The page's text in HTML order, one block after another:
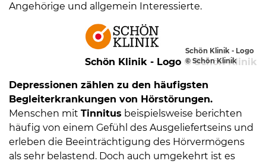
Uhr
08
Angehörige und allgemein Interessierte.
Schön Klinik - Logo
© Schön Klinik
Schön Klinik - Logo © Schön Klinik
Depressionen zählen zu den häufigsten
Begleiterkrankungen von Hörstörungen.
Menschen mit Tinnitus beispielsweise berichten
häufig von einem Gefühl des Ausgeliefertseins und
erleben die Beeinträchtigung des Hörvermögens
als sehr belastend. Doch auch umgekehrt ist es